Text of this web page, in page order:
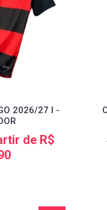
2026/27 I -
de R$